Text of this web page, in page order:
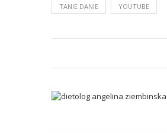
TANIE DANIE YOUTUBE